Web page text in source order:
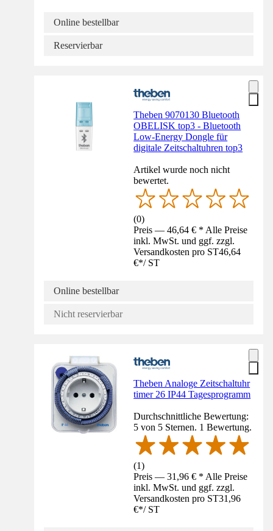
Online bestellbar
Reservierbar
Theben 9070130 Bluetooth
OBELISK top3 - Bluetooth
Low-Energy Dongle für
digitale Zeitschaltuhren top3
Artikel wurde noch nicht
bewertet.
(0)
Preis — 46,64 € * Alle Preise
inkl. MwSt. und ggf. zzgl.
Versandkosten pro ST46,64
€*/ ST
Online bestellbar
Nicht reservierbar
Theben Analoge Zeitschaltuhr
timer 26 IP44 Tagesprogramm
Durchschnittliche Bewertung:
5 von 5 Sternen. 1 Bewertung.
(1)
Preis — 31,96 € * Alle Preise
inkl. MwSt. und ggf. zzgl.
Versandkosten pro ST31,96
€*/ ST